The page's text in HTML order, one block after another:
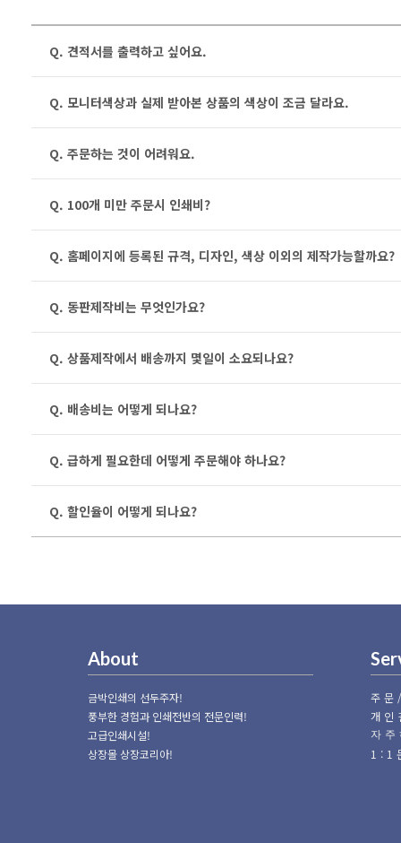
Q. 견적서를 출력하고 싶어요.
Q. 모니터색상과 실제 받아본 상품의 색상이 조금 달라요.
Q. 주문하는 것이 어려워요.
Q. 100개 미만 주문시 인쇄비?
Q. 홈페이지에 등록된 규격, 디자인, 색상 이외의 제작가능할까요?
Q. 동판제작비는 무엇인가요?
Q. 상품제작에서 배송까지 몇일이 소요되나요?
Q. 배송비는 어떻게 되나요?
Q. 급하게 필요한데 어떻게 주문해야 하나요?
Q. 할인율이 어떻게 되나요?
About
금박인쇄의 선두주자!
풍부한 경험과 인쇄전반의 전문인력!
고급인쇄시설!
상장몰 상장코리아!
주
개인
자
1:1